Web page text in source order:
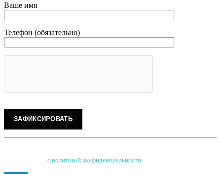
Ваше имя
Телефон (обязательно)
с политикой конфиденциальности.